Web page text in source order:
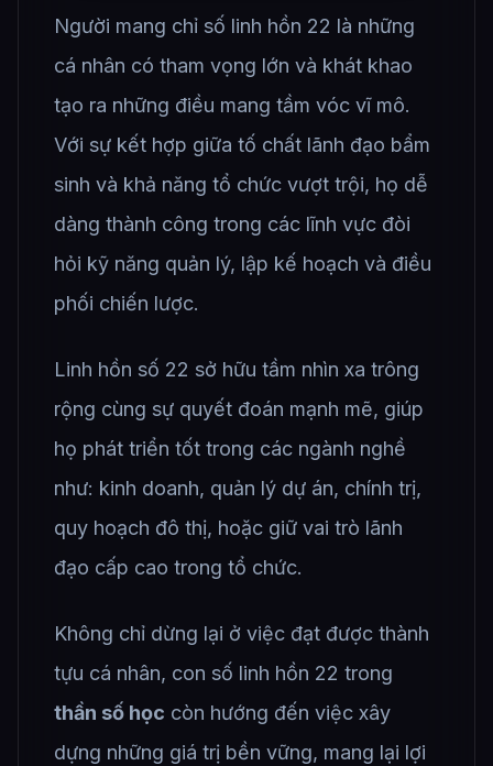
Người mang chỉ số linh hồn 22 là những
cá nhân có tham vọng lớn và khát khao
tạo ra những điều mang tầm vóc vĩ mô.
Với sự kết hợp giữa tố chất lãnh đạo bẩm
sinh và khả năng tổ chức vượt trội, họ dễ
dàng thành công trong các lĩnh vực đòi
hỏi kỹ năng quản lý, lập kế hoạch và điều
phối chiến lược.
Linh hồn số 22 sở hữu tầm nhìn xa trông
rộng cùng sự quyết đoán mạnh mẽ, giúp
họ phát triển tốt trong các ngành nghề
như: kinh doanh, quản lý dự án, chính trị,
quy hoạch đô thị, hoặc giữ vai trò lãnh
đạo cấp cao trong tổ chức.
Không chỉ dừng lại ở việc đạt được thành
tựu cá nhân, con số linh hồn 22 trong
thần số học còn hướng đến việc xây
dựng những giá trị bền vững, mang lại lợi